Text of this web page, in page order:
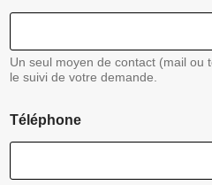
Un seul moyen de contact (mail ou
le suivi de votre demande.
Téléphone